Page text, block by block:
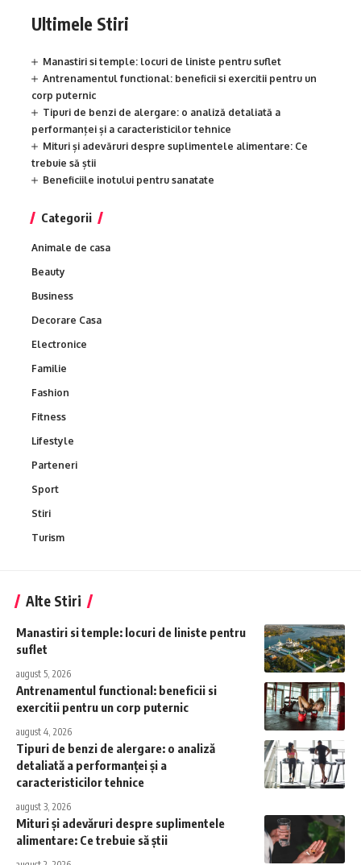
Ultimele Stiri
Manastiri si temple: locuri de liniste pentru suflet
Antrenamentul functional: beneficii si exercitii pentru un
corp puternic
Tipuri de benzi de alergare: o analiză detaliată a
performanței și a caracteristicilor tehnice
Mituri și adevăruri despre suplimentele alimentare: Ce
trebuie să știi
Beneficiile inotului pentru sanatate
Categorii
Animale de casa
Beauty
Business
Decorare Casa
Electronice
Familie
Fashion
Fitness
Lifestyle
Parteneri
Sport
Stiri
Turism
Alte Stiri
Manastiri si temple: locuri de liniste pentru
suflet
august 5, 2026
Antrenamentul functional: beneficii si
exercitii pentru un corp puternic
august 4, 2026
Tipuri de benzi de alergare: o analiză
detaliată a performanței și a
caracteristicilor tehnice
august 3, 2026
Mituri și adevăruri despre suplimentele
alimentare: Ce trebuie să știi